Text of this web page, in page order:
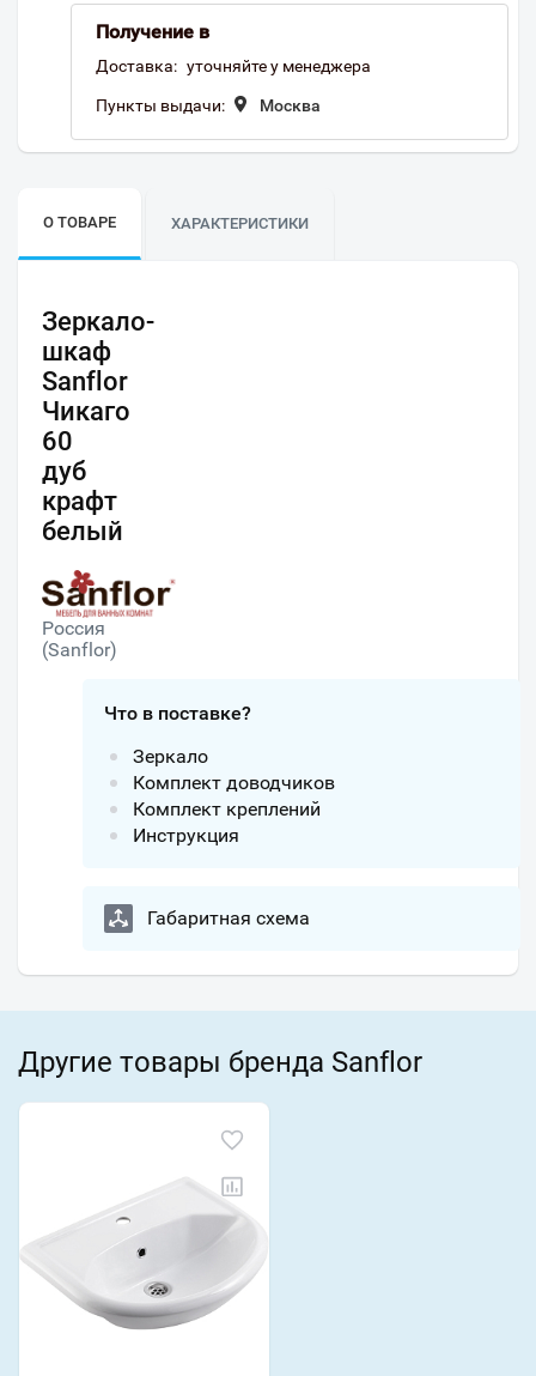
Получение в
Доставка: уточняйте у менеджера
Пункты выдачи: Москва
О ТОВАРЕ ХАРАКТЕРИСТИКИ
Зеркало-
шкаф
Sanflor
Чикаго
60
дуб
крафт
белый
Россия
(Sanflor)
Что в поставке?
Зеркало
Комплект доводчиков
Комплект креплений
Инструкция
Габаритная схема
Другие товары бренда Sanflor